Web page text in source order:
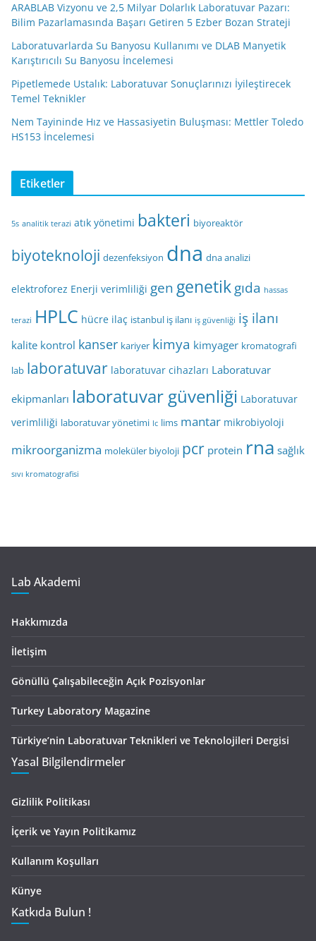
ARABLAB Vizyonu ve 2,5 Milyar Dolarlık Laboratuvar Pazarı:
Bilim Pazarlamasında Başarı Getiren 5 Ezber Bozan Strateji
Laboratuvarlarda Su Banyosu Kullanımı ve DLAB Manyetik
Karıştırıcılı Su Banyosu İncelemesi
Pipetlemede Ustalık: Laboratuvar Sonuçlarınızı İyileştirecek
Temel Teknikler
Nem Tayininde Hız ve Hassasiyetin Buluşması: Mettler Toledo
HS153 İncelemesi
Etiketler
5s analitik terazi atık yönetimi bakteri biyoreaktör
biyoteknoloji dezenfeksiyon dna dna analizi
elektroforez Enerji verimliliği gen genetikgıda hassas
terazi HPLC hücre ilaç istanbul iş ilanı iş güvenliği iş ilanı
kalite kontrol kanser kariyer kimya kimyager kromatografi
lab laboratuvar laboratuvar cihazları Laboratuvar
ekipmanları laboratuvar güvenliği Laboratuvar
verimliliği laboratuvar yönetimi lc lims mantar mikrobiyoloji
mikroorganizma moleküler biyoloji pcr protein rna sağlık
sıvı kromatografisi
Lab Akademi
Hakkımızda
İletişim
Gönüllü Çalışabileceğin Açık Pozisyonlar
Turkey Laboratory Magazine
Türkiye’nin Laboratuvar Teknikleri ve Teknolojileri Dergisi
Yasal Bilgilendirmeler
Gizlilik Politikası
İçerik ve Yayın Politikamız
Kullanım Koşulları
Künye
Katkıda Bulun !